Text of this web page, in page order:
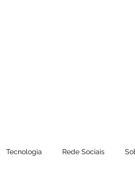
Tecnologia Rede Sociais